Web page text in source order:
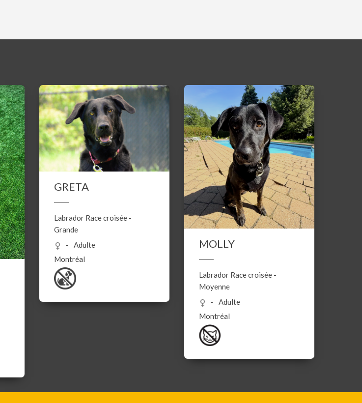
GRETA
Labrador Race croisée -
Grande
Adulte
Montréal
MOLLY
Labrador Race croisée -
Moyenne
Adulte
Montréal